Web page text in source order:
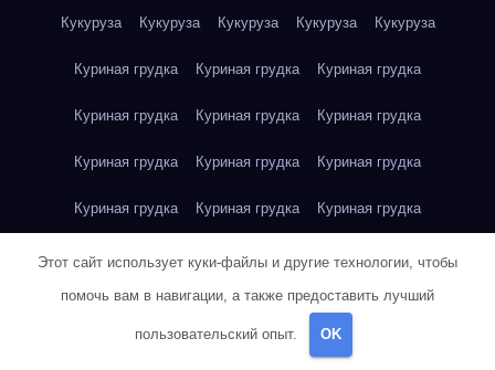
Кукуруза Кукуруза Кукуруза Кукуруза Кукуруза
Куриная грудка Куриная грудка Куриная грудка
Куриная грудка Куриная грудка Куриная грудка
Куриная грудка Куриная грудка Куриная грудка
Куриная грудка Куриная грудка Куриная грудка
Куриная грудка Куриное яйцо Куриное яйцо
Куриное яйцо Куриное яйцо Куриное яйцо Куриное яйцо
Этот сайт использует куки-файлы и другие технологии, чтобы
помочь вам в навигации, а также предоставить лучший
пользовательский опыт. OK